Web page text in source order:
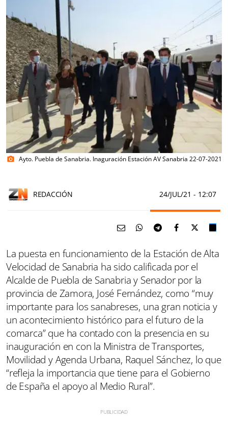
photo_camera Ayto. Puebla de Sanabria. Inaguración Estación AV Sanabria 22-07-2021
REDACCIÓN 24/JUL/21 - 12:07
La puesta en funcionamiento de la Estación de Alta
Velocidad de Sanabria ha sido calificada por el
Alcalde de Puebla de Sanabria y Senador por la
provincia de Zamora, José Fernández, como “muy
importante para los sanabreses, una gran noticia y
un acontecimiento histórico para el futuro de la
comarca” que ha contado con la presencia en su
inauguración en con la Ministra de Transportes,
Movilidad y Agenda Urbana, Raquel Sánchez, lo que
“refleja la importancia que tiene para el Gobierno
de España el apoyo al Medio Rural”.